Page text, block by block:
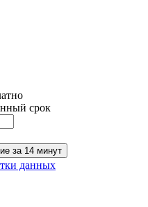
срок
за 14 минут
данных